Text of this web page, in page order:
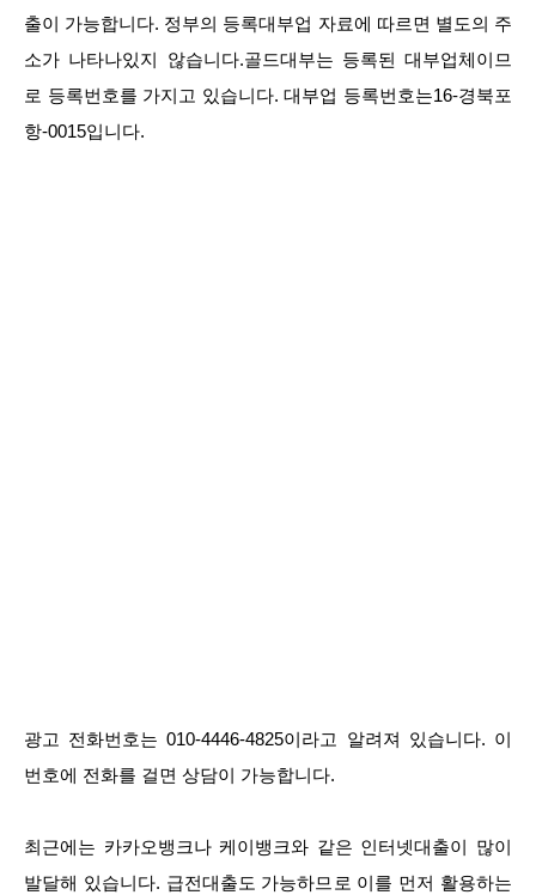
출이 가능합니다. 정부의 등록대부업 자료에 따르면 별도의 주
소가 나타나있지 않습니다.골드대부는 등록된 대부업체이므
로 등록번호를 가지고 있습니다. 대부업 등록번호는16-경북포
항-0015입니다.
광고 전화번호는 010-4446-4825이라고 알려져 있습니다. 이
번호에 전화를 걸면 상담이 가능합니다.
최근에는 카카오뱅크나 케이뱅크와 같은 인터넷대출이 많이
발달해 있습니다. 급전대출도 가능하므로 이를 먼저 활용하는